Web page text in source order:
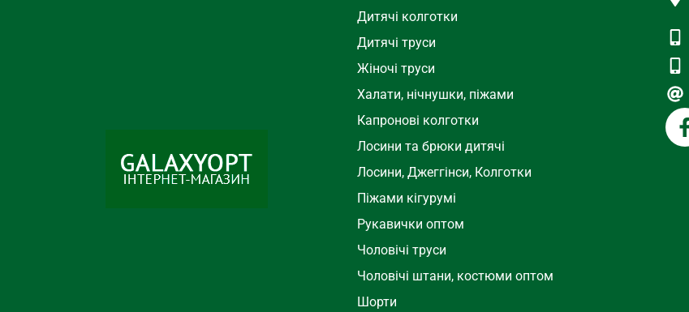
Дитячі колготки
Дитячі труси
Жіночі труси
Халати, нічнушки, піжами
Капронові колготки
Лосини та брюки дитячі
Лосини, Джеггінси, Колготки
Піжами кігурумі
Рукавички оптом
Чоловічі труси
Чоловічі штани, костюми оптом
Шорти